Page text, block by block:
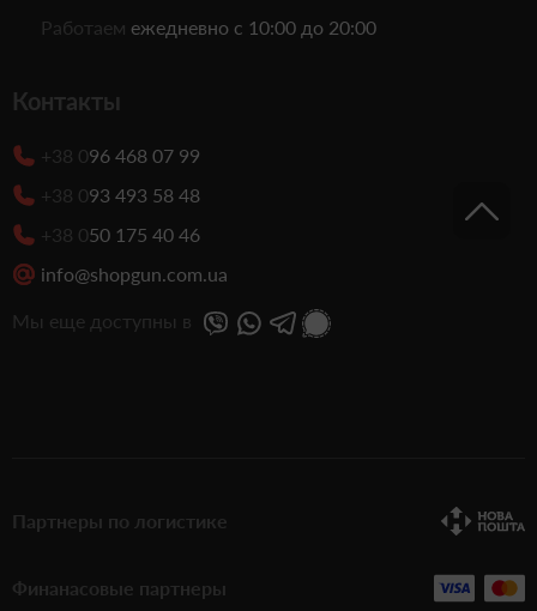
Работаем ежедневно с 10:00 до 20:00
Контакты
+38 096 468 07 99
+38 093 493 58 48
+38 050 175 40 46
info@shopgun.com.ua
Мы еще доступны в
Партнеры по логистике
Финанасовые партнеры